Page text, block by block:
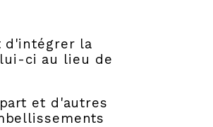
d'intégrer la
ci au lieu de
et d'autres